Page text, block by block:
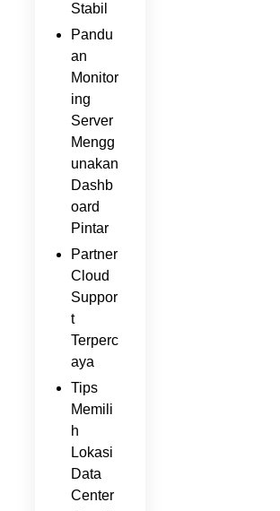
Stabil
Pandu
an
Monitor
ing
Server
Mengg
unakan
Dashb
oard
Pintar
Partner
Cloud
Suppor
t
Terperc
aya
Tips
Memili
h
Lokasi
Data
Center